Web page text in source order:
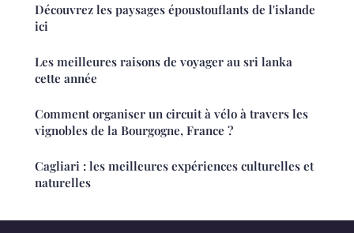
Découvrez les paysages époustouflants de l'islande
ici
Les meilleures raisons de voyager au sri lanka
cette année
Comment organiser un circuit à vélo à travers les
vignobles de la Bourgogne, France ?
Cagliari : les meilleures expériences culturelles et
naturelles